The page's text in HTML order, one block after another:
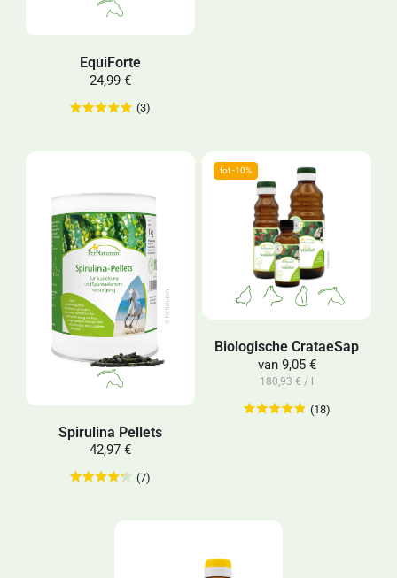
EquiForte
24,99 €
(3)
Spirulina Pellets
42,97 €
(7)
Biologische CrataeSap
van9,05 €
180,93 € / l
(18)